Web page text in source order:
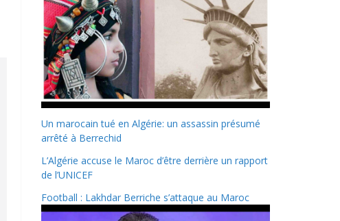
Un marocain tué en Algérie: un assassin présumé
arrêté à Berrechid
L’Algérie accuse le Maroc d’être derrière un rapport
de l’UNICEF
Football : Lakhdar Berriche s’attaque au Maroc